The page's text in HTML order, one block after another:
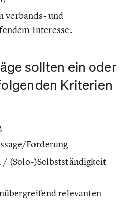
verbands- und
Interesse.
sollten ein oder
Kriterien
Forderung
(Solo-)Selbstständigkeit
relevanten